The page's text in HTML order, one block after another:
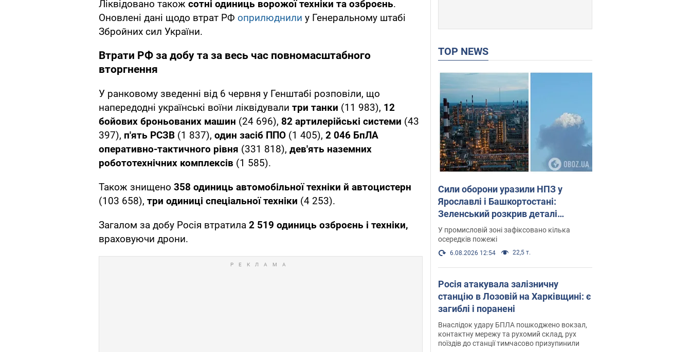
Ліквідовано також сотні одиниць ворожої техніки та озброєнь.
Оновлені дані щодо втрат РФ оприлюднили у Генеральному штабі
Збройних сил України.
Втрати РФ за добу та за весь час повномасштабного
вторгнення
У ранковому зведенні від 6 червня у Генштабі розповіли, що
напередодні українські воїни ліквідували три танки (11 983), 12
бойових броньованих машин (24 696), 82 артилерійські системи (43
397), п'ять РСЗВ (1 837), один засіб ППО (1 405), 2 046 БпЛА
оперативно-тактичного рівня (331 818), дев'ять наземних
робототехнічних комплексів (1 585).
Також знищено 358 одиниць автомобільної техніки й автоцистерн
(103 658), три одиниці спеціальної техніки (4 253).
Загалом за добу Росія втратила 2 519 одиниць озброєнь і техніки,
враховуючи дрони.
TOP NEWS
Сили оборони уразили НПЗ у
Ярославлі і Башкортостані:
Зеленський розкрив деталі
операції. Фото і відео
У промисловій зоні зафіксовано кілька
осередків пожежі
6.08.2026 12:54 22,5 т.
Росія атакувала залізничну
станцію в Лозовій на Харківщині: є
загиблі і поранені
Внаслідок удару БПЛА пошкоджено вокзал,
контактну мережу та рухомий склад, рух
поїздів до станції тимчасово призупинили